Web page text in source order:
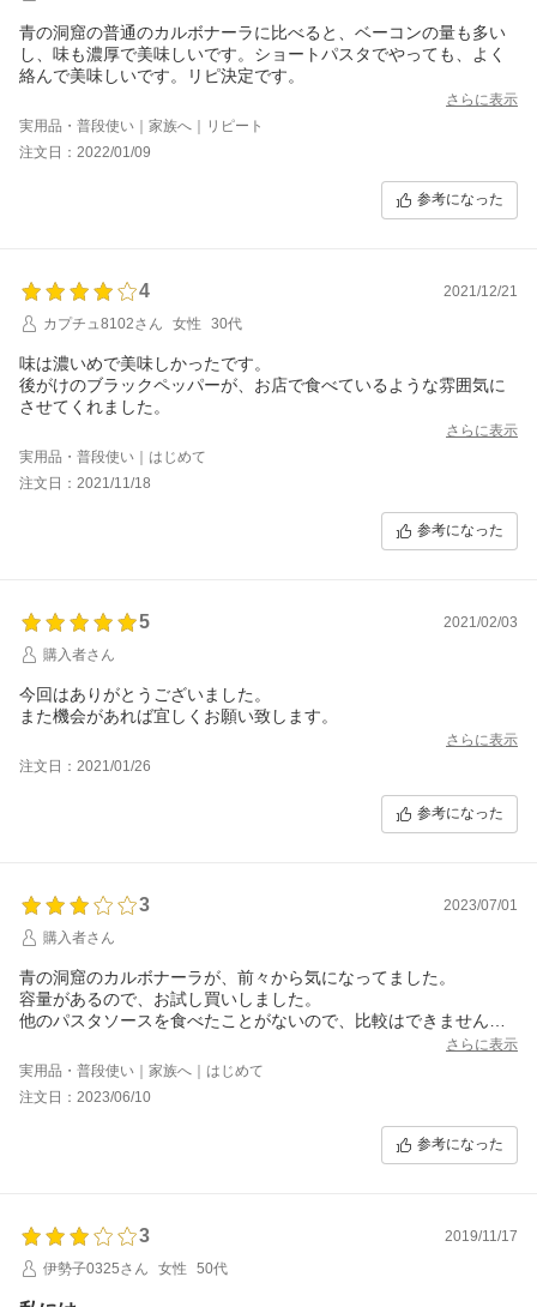
青の洞窟の普通のカルボナーラに比べると、ベーコンの量も多い
し、味も濃厚で美味しいです。ショートパスタでやっても、よく
絡んで美味しいです。リピ決定です。
さらに表示
実用品・普段使い｜家族へ｜リピート
注文日：2022/01/09
参考になった
4
2021/12/21
カプチュ8102さん
女性 30代
味は濃いめで美味しかったです。
後がけのブラックペッパーが、お店で食べているような雰囲気に
させてくれました。
さらに表示
実用品・普段使い｜はじめて
注文日：2021/11/18
参考になった
5
2021/02/03
購入者さん
今回はありがとうございました。
また機会があれば宜しくお願い致します。
さらに表示
注文日：2021/01/26
参考になった
3
2023/07/01
購入者さん
青の洞窟のカルボナーラが、前々から気になってました。
容量があるので、お試し買いしました。
他のパスタソースを食べたことがないので、比較はできません。
ベーコンと粗びきこしょうで、それなりに楽しめますが、ソース
はやっぱりレトルト感ありでした。
粉チーズをちょい足しすると、味に深み出て美味しくなりまし
た。
さらに表示
実用品・普段使い｜家族へ｜はじめて
注文日：2023/06/10
参考になった
3
2019/11/17
伊勢子0325さん
女性 50代